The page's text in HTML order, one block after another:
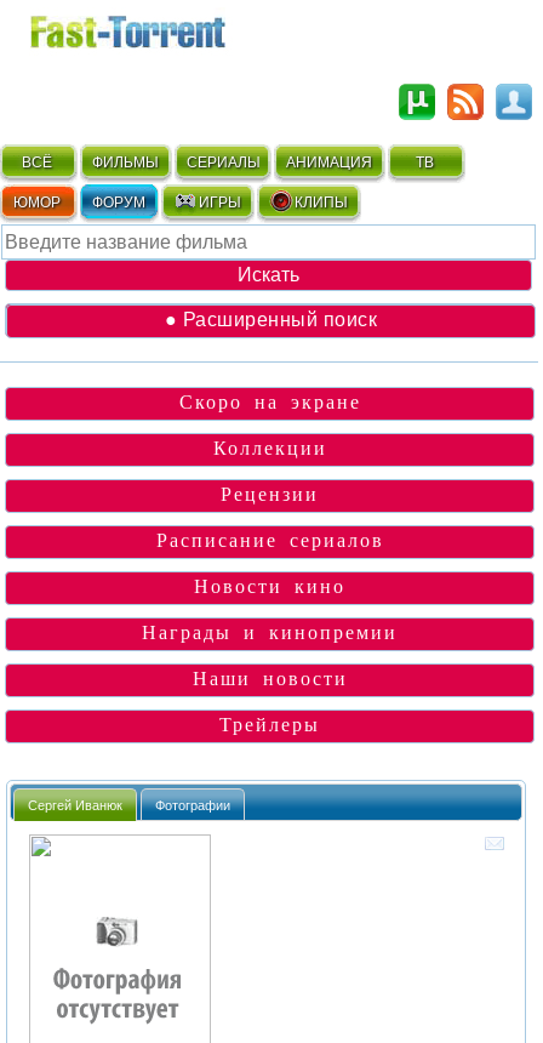
ВСЁ ФИЛЬМЫ СЕРИАЛЫ АНИМАЦИЯ ТВ
ЮМОР ФОРУМ ИГРЫ КЛИПЫ
● Расширенный поиск
Скоро на экране
Коллекции
Рецензии
Расписание сериалов
Новости кино
Награды и кинопремии
Наши новости
Трейлеры
Сергей Иванюк Фотографии